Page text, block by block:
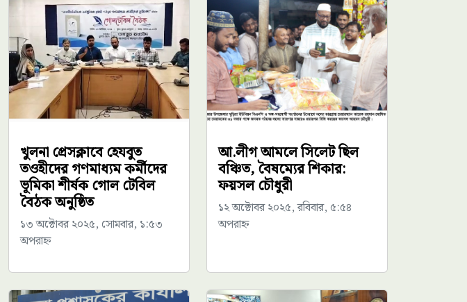
খুলনা প্রেসক্লাবে হেযবুত
তওহীদের গণমাধ্যম কর্মীদের
ভূমিকা শীর্ষক গোল টেবিল
বৈঠক অনুষ্ঠিত
১৩ অক্টোবর ২০২৫, সোমবার, ১:৫৩
অপরাহ্ন
আ.লীগ আমলে সিলেট ছিল
বঞ্চিত, বৈষম্যের শিকার:
ফয়সল চৌধুরী
১২ অক্টোবর ২০২৫, রবিবার, ৫:৫৪
অপরাহ্ন